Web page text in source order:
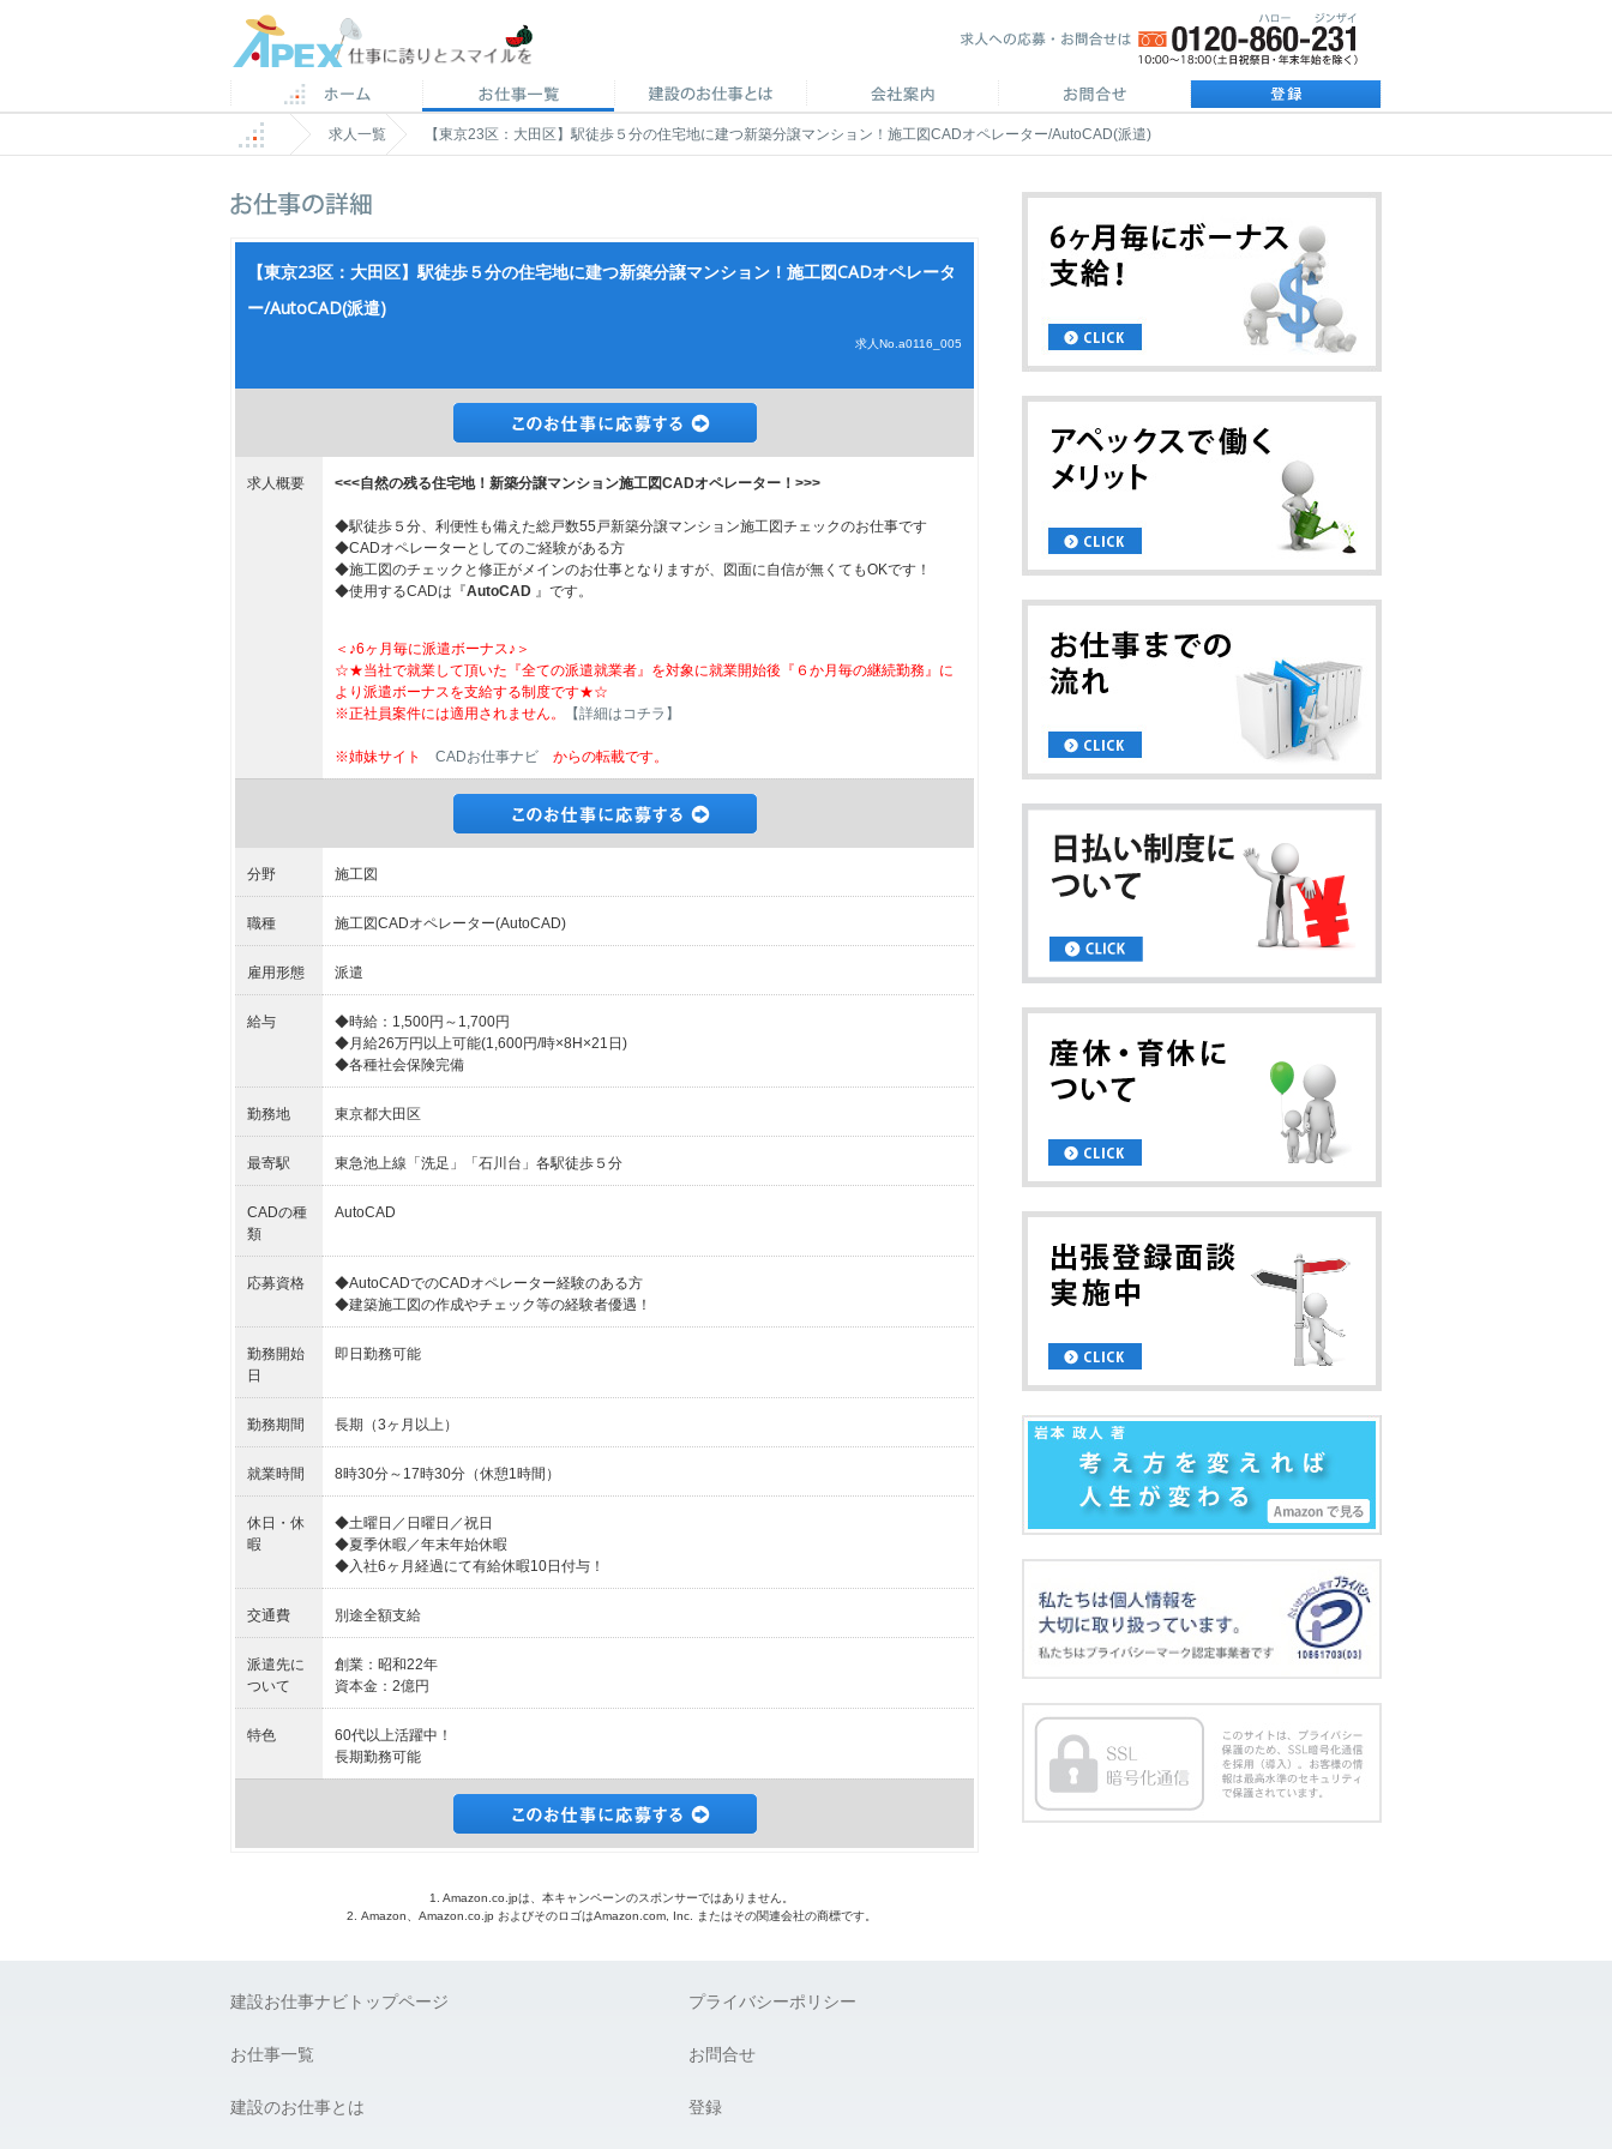
求人一覧 【東京23区：大田区】駅徒歩５分の住宅地に建つ新築分譲マンション！施工図CADオペレーター/AutoCAD(派遣)
【東京23区：大田区】駅徒歩５分の住宅地に建つ新築分譲マンション！施工図CADオペレータ
ー/AutoCAD(派遣)
求人No.a0116_005
求人概要 <<<自然の残る住宅地！新築分譲マンション施工図CADオペレーター！>>>
◆駅徒歩５分、利便性も備えた総戸数55戸新築分譲マンション施工図チェックのお仕事です
◆CADオペレーターとしてのご経験がある方
◆施工図のチェックと修正がメインのお仕事となりますが、図面に自信が無くてもOKです！
◆使用するCADは『AutoCAD 』です。
＜♪6ヶ月毎に派遣ボーナス♪＞
☆★当社で就業して頂いた『全ての派遣就業者』を対象に就業開始後『６か月毎の継続勤務』に
より派遣ボーナスを支給する制度です★☆
※正社員案件には適用されません。
【詳細はコチラ】
※姉妹サイト CADお仕事ナビ からの転載です。
分野 施工図
職種 施工図CADオペレーター(AutoCAD)
雇用形態 派遣
給与
◆時給：1,500円～1,700円
◆月給26万円以上可能(1,600円/時×8H×21日)
◆各種社会保険完備
勤務地 東京都大田区
最寄駅 東急池上線「洗足」「石川台」各駅徒歩５分
CADの種
類
AutoCAD
応募資格
◆AutoCADでのCADオペレーター経験のある方
◆建築施工図の作成やチェック等の経験者優遇！
勤務開始
日
即日勤務可能
勤務期間 長期（3ヶ月以上）
就業時間 8時30分～17時30分（休憩1時間）
休日・休
暇
◆土曜日／日曜日／祝日
◆夏季休暇／年末年始休暇
◆入社6ヶ月経過にて有給休暇10日付与！
交通費 別途全額支給
派遣先に
ついて
創業：昭和22年
資本金：2億円
特色
60代以上活躍中！
長期勤務可能
1. Amazon.co.jpは、本キャンペーンのスポンサーではありません。
2. Amazon、Amazon.co.jp およびそのロゴはAmazon.com, Inc. またはその関連会社の商標です。
建設お仕事ナビトップページ
お仕事一覧
建設のお仕事とは
プライバシーポリシー
お問合せ
登録